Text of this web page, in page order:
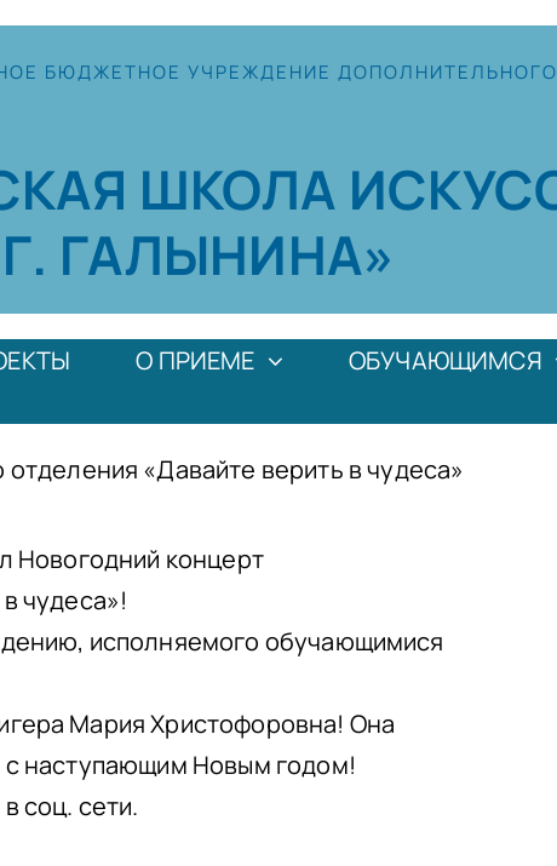
БЮДЖЕТНОЕ УЧРЕЖДЕНИЕДОПОЛНИТЕЛЬНОГО
ШКОЛА
ГАЛЫНИНА»
О ПРИЕМЕ ОБУЧАЮЩИМСЯ
«Давайте верить в чудеса»
Новогодний концерт
чудеса»!
исполняемого обучающимися
Мария Христофоровна! Она
с наступающим Новым годом!
соц. сети.